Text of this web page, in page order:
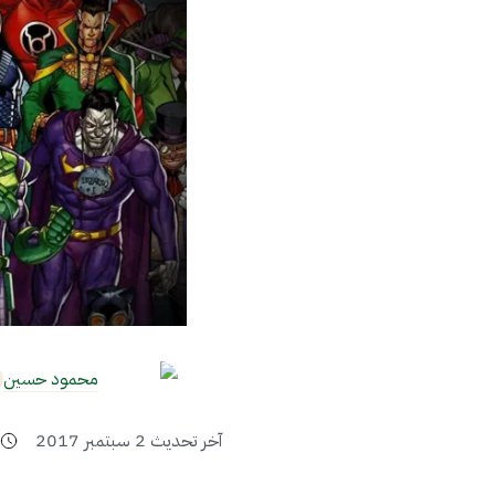
محمود حسين
آخر تحديث 2 سبتمبر 2017